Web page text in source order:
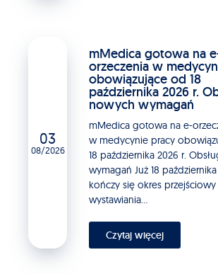
03
08/2026
mMedica gotowa na
orzeczenia w
obowiązujące od 18
października 2026 r.
nowych wymagań
mMedica gotowa na e-
w medycynie pracy
18 października 2026 r.
wymagań Już 18
kończy się okres
wystawiania...
Czytaj więcej